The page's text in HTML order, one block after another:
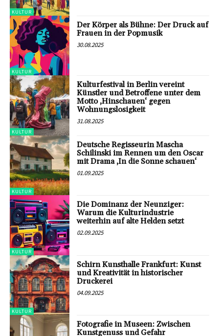
KULTUR
KULTUR
Der Körper als Bühne: Der Druck auf
Frauen in der Popmusik
30.08.2025
KULTUR
Kulturfestival in Berlin vereint
Künstler und Betroffene unter dem
Motto ‚Hinschauen‘ gegen
Wohnungslosigkeit
31.08.2025
KULTUR
Deutsche Regisseurin Mascha
Schilinski im Rennen um den Oscar
mit Drama ‚In die Sonne schauen‘
01.09.2025
KULTUR
Die Dominanz der Neunziger:
Warum die Kulturindustrie
weiterhin auf alte Helden setzt
02.09.2025
KULTUR
Schirn Kunsthalle Frankfurt: Kunst
und Kreativität in historischer
Druckerei
04.09.2025
Fotografie in Museen: Zwischen
Kunstgenuss und Gefahr